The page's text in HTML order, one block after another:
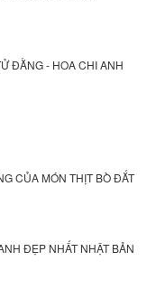
ĐẰNG - HOA CHI ANH
CỦA MÓN THỊT BÒ ĐẮT
ĐẸP NHẤT NHẬT BẢN